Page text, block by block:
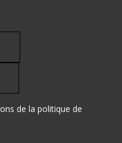
de la politique de